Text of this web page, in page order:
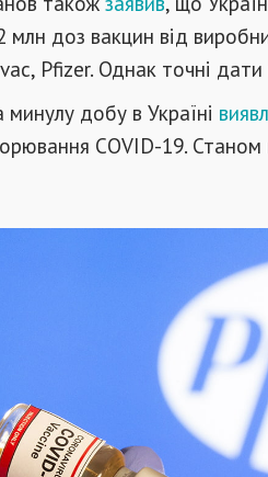
млн доз вакцин від
Pfizer. Однак точні
добу в Україні
COVID-19. Станом